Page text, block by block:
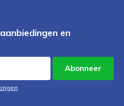
en
Abonneer